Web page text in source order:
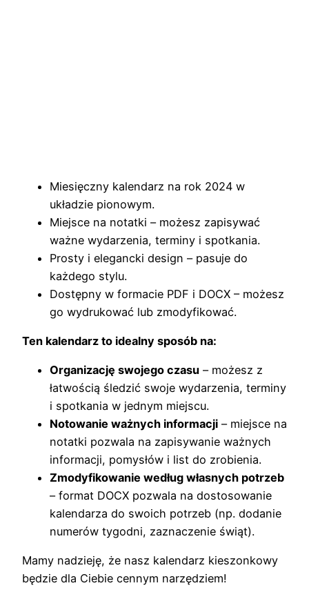
Miesięczny kalendarz na rok 2024 w
układzie pionowym.
Miejsce na notatki – możesz zapisywać
ważne wydarzenia, terminy i spotkania.
Prosty i elegancki design – pasuje do
każdego stylu.
Dostępny w formacie PDF i DOCX – możesz
go wydrukować lub zmodyfikować.
Ten kalendarz to idealny sposób na:
Organizację swojego czasu – możesz z
łatwością śledzić swoje wydarzenia, terminy
i spotkania w jednym miejscu.
Notowanie ważnych informacji – miejsce na
notatki pozwala na zapisywanie ważnych
informacji, pomysłów i list do zrobienia.
Zmodyfikowanie według własnych potrzeb
– format DOCX pozwala na dostosowanie
kalendarza do swoich potrzeb (np. dodanie
numerów tygodni, zaznaczenie świąt).
Mamy nadzieję, że nasz kalendarz kieszonkowy
będzie dla Ciebie cennym narzędziem!